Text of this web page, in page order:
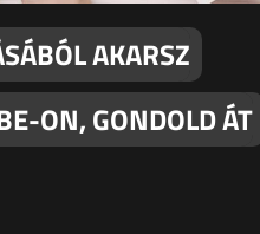
AKARSZ
ON, GONDOLD ÁT